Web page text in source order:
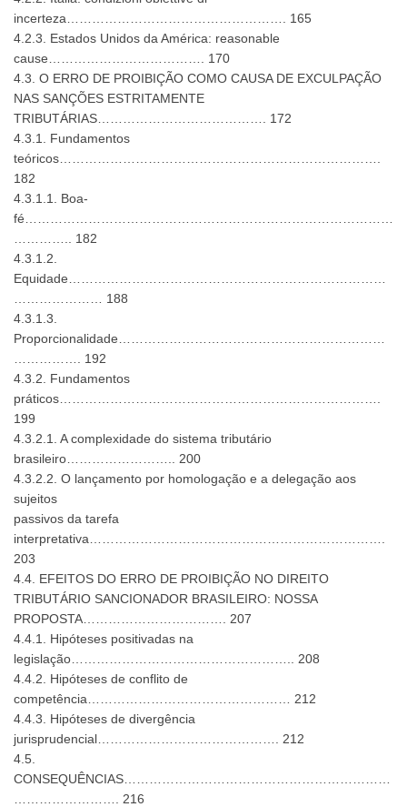
incerteza……………………………………………. 165
4.2.3. Estados Unidos da América: reasonable
cause………………………………. 170
4.3. O ERRO DE PROIBIÇÃO COMO CAUSA DE EXCULPAÇÃO
NAS SANÇÕES ESTRITAMENTE
TRIBUTÁRIAS…………………………………. 172
4.3.1. Fundamentos
teóricos………………………………………………………………….
182
4.3.1.1. Boa-
fé……………………………………………………………………………
………….. 182
4.3.1.2.
Equidade…………………………………………………………………
………………… 188
4.3.1.3.
Proporcionalidade………………………………………………………
……………. 192
4.3.2. Fundamentos
práticos………………………………………………………………….
199
4.3.2.1. A complexidade do sistema tributário
brasileiro…………………….. 200
4.3.2.2. O lançamento por homologação e a delegação aos
sujeitos
passivos da tarefa
interpretativa…………………………………………………………….
203
4.4. EFEITOS DO ERRO DE PROIBIÇÃO NO DIREITO
TRIBUTÁRIO SANCIONADOR BRASILEIRO: NOSSA
PROPOSTA……………………………. 207
4.4.1. Hipóteses positivadas na
legislação…………………………………………….. 208
4.4.2. Hipóteses de conflito de
competência………………………………………… 212
4.4.3. Hipóteses de divergência
jurisprudencial……………………………………. 212
4.5.
CONSEQUÊNCIAS………………………………………………………
……………………. 216